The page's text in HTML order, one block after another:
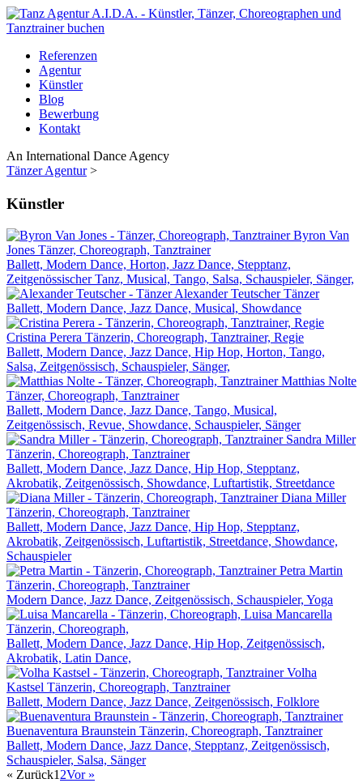
Referenzen
Agentur
Künstler
Blog
Bewerbung
Kontakt
An International Dance Agency
Tänzer Agentur>
Künstler
Byron Van
Jones Tänzer, Choreograph, Tanztrainer
Ballett, Modern Dance, Horton, Jazz Dance, Stepptanz,
Zeitgenössischer Tanz, Musical, Tango, Salsa, Schauspieler, Sänger,
Alexander Teutscher Tänzer
Ballett, Modern Dance, Jazz Dance, Musical, Showdance
Cristina Perera Tänzerin, Choreograph, Tanztrainer, Regie
Ballett, Modern Dance, Jazz Dance, Hip Hop, Horton, Tango,
Salsa, Zeitgenössisch, Schauspieler, Sänger,
Matthias Nolte
Tänzer, Choreograph, Tanztrainer
Ballett, Modern Dance, Jazz Dance, Tango, Musical,
Zeitgenössisch, Revue, Showdance, Schauspieler, Sänger
Sandra Miller
Tänzerin, Choreograph, Tanztrainer
Ballett, Modern Dance, Jazz Dance, Hip Hop, Stepptanz,
Akrobatik, Zeitgenössisch, Showdance, Luftartistik, Streetdance
Diana Miller
Tänzerin, Choreograph, Tanztrainer
Ballett, Modern Dance, Jazz Dance, Hip Hop, Stepptanz,
Akrobatik, Zeitgenössisch, Luftartistik, Streetdance, Showdance,
Schauspieler
Petra Martin
Tänzerin, Choreograph, Tanztrainer
Modern Dance, Jazz Dance, Zeitgenössisch, Schauspieler, Yoga
Luisa Mancarella
Tänzerin, Choreograph,
Ballett, Modern Dance, Jazz Dance, Hip Hop, Zeitgenössisch,
Akrobatik, Latin Dance,
Volha
Kastsel Tänzerin, Choreograph, Tanztrainer
Ballett, Modern Dance, Jazz Dance, Zeitgenössisch, Folklore
Buenaventura Braunstein Tänzerin, Choreograph, Tanztrainer
Ballett, Modern Dance, Jazz Dance, Stepptanz, Zeitgenössisch,
Schauspieler, Salsa, Sänger
« Zurück1 2Vor »